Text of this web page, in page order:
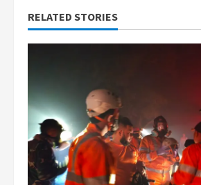
u
R
e
a
d
RELATED STORIES